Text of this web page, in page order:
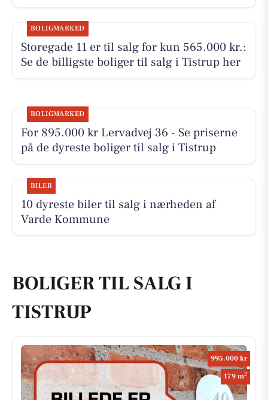
BOLIGMARKED
Storegade 11 er til salg for kun 565.000 kr.:
Se de billigste boliger til salg i Tistrup her
BOLIGMARKED
For 895.000 kr Lervadvej 36 - Se priserne
på de dyreste boliger til salg i Tistrup
BILER
10 dyreste biler til salg i nærheden af
Varde Kommune
BOLIGER TIL SALG I
TISTRUP
995.000 kr
179 m2